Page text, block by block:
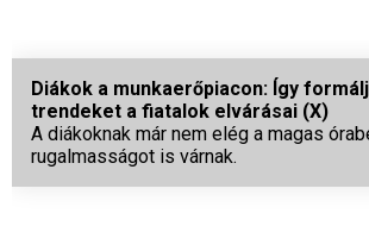
Diákok a munkaerőpiacon: Így
trendeket a fiatalok elvárásai (X)
A diákoknak már nem elég a magas
rugalmasságot is várnak.